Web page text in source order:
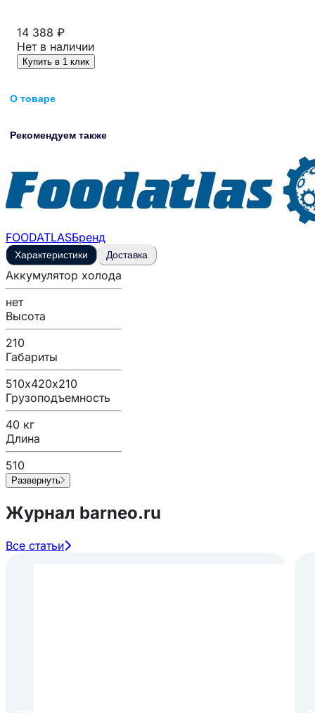
14 388 ₽
Нет в наличии
Купить в 1 клик
О товаре
Рекомендуем также
FOODATLASБренд
Характеристики Доставка
Аккумулятор холода
нет
Высота
210
Габариты
510х420х210
Грузоподъемность
40 кг
Длина
510
Развернуть
Журнал barneo.ru
Все статьи